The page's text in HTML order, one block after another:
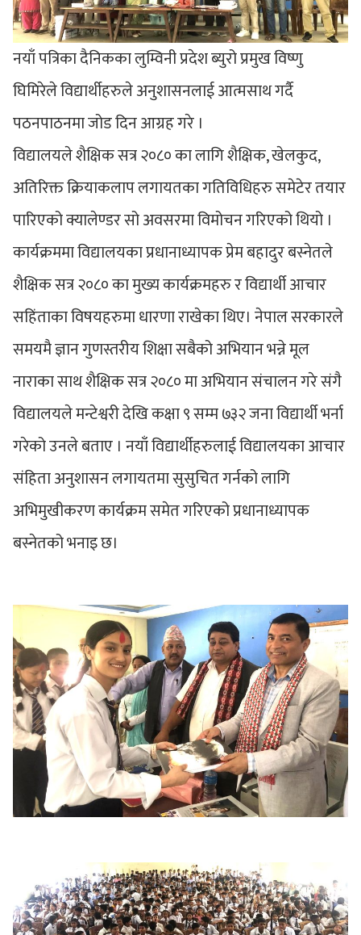
नयाँ पत्रिका दैनिकका लुम्विनी प्रदेश ब्युरो प्रमुख विष्णु
घिमिरेले विद्यार्थीहरुले अनुशासनलाई आत्मसाथ गर्दै
पठनपाठनमा जोड दिन आग्रह गरे ।
विद्यालयले शैक्षिक सत्र २०८० का लागि शैक्षिक, खेलकुद,
अतिरिक्त क्रियाकलाप लगायतका गतिविधिहरु समेटेर तयार
पारिएको क्यालेण्डर सो अवसरमा विमोचन गरिएको थियो ।
कार्यक्रममा विद्यालयका प्रधानाध्यापक प्रेम बहादुर बस्नेतले
शैक्षिक सत्र २०८० का मुख्य कार्यक्रमहरु र विद्यार्थी आचार
सहिंताका विषयहरुमा धारणा राखेका थिए। नेपाल सरकारले
समयमै ज्ञान गुणस्तरीय शिक्षा सबैको अभियान भन्ने मूल
नाराका साथ शैक्षिक सत्र २०८० मा अभियान संचालन गरे संगै
विद्यालयले मन्टेश्वरी देखि कक्षा ९ सम्म ७३२ जना विद्यार्थी भर्ना
गरेको उनले बताए । नयाँ विद्यार्थीहरुलाई विद्यालयका आचार
संहिता अनुशासन लगायतमा सुसुचित गर्नको लागि
अभिमुखीकरण कार्यक्रम समेत गरिएको प्रधानाध्यापक
बस्नेतको भनाइ छ।